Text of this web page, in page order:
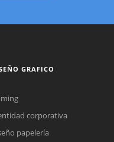
GRAFICO
corporativa
papelería